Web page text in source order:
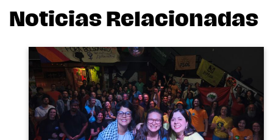
Noticias Relacionadas